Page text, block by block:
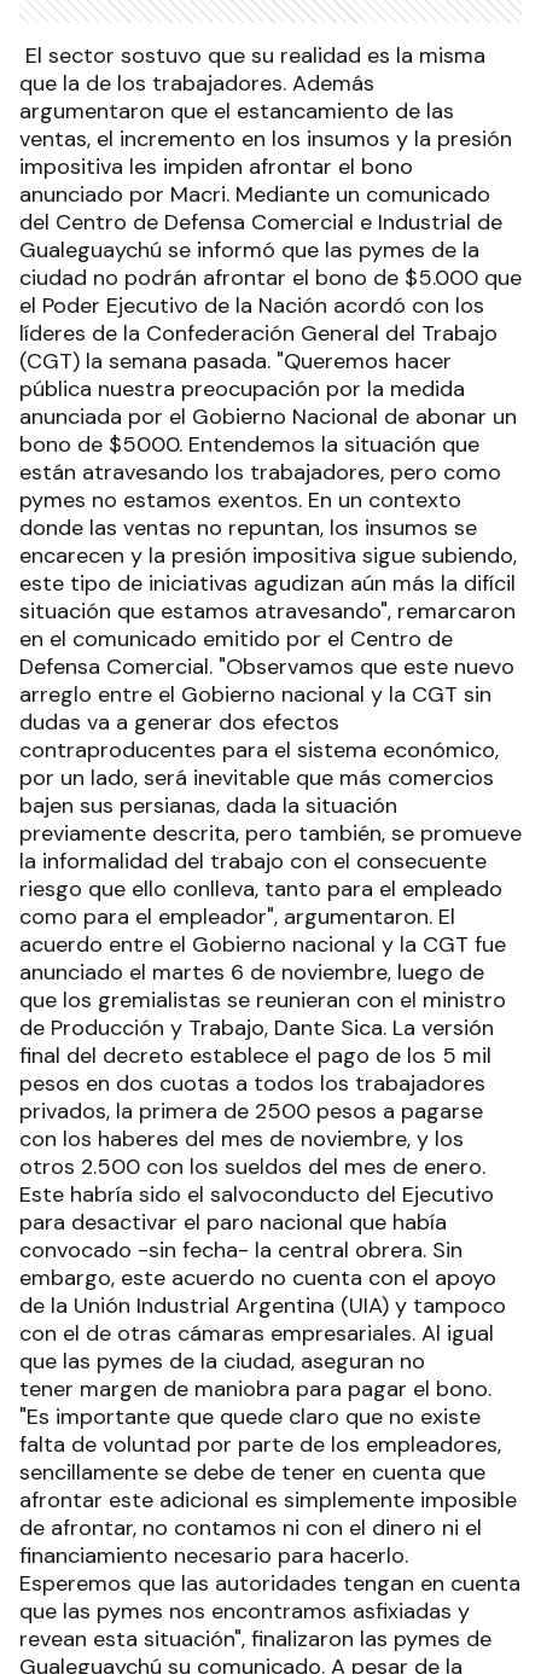
El sector sostuvo que su realidad es la misma
que la de los trabajadores. Además
argumentaron que el estancamiento de las
ventas, el incremento en los insumos y la presión
impositiva les impiden afrontar el bono
anunciado por Macri. Mediante un comunicado
del Centro de Defensa Comercial e Industrial de
Gualeguaychú se informó que las pymes de la
ciudad no podrán afrontar el bono de $5.000 que
el Poder Ejecutivo de la Nación acordó con los
líderes de la Confederación General del Trabajo
(CGT) la semana pasada. "Queremos hacer
pública nuestra preocupación por la medida
anunciada por el Gobierno Nacional de abonar un
bono de $5000. Entendemos la situación que
están atravesando los trabajadores, pero como
pymes no estamos exentos. En un contexto
donde las ventas no repuntan, los insumos se
encarecen y la presión impositiva sigue subiendo,
este tipo de iniciativas agudizan aún más la difícil
situación que estamos atravesando", remarcaron
en el comunicado emitido por el Centro de
Defensa Comercial. "Observamos que este nuevo
arreglo entre el Gobierno nacional y la CGT sin
dudas va a generar dos efectos
contraproducentes para el sistema económico,
por un lado, será inevitable que más comercios
bajen sus persianas, dada la situación
previamente descrita, pero también, se promueve
la informalidad del trabajo con el consecuente
riesgo que ello conlleva, tanto para el empleado
como para el empleador", argumentaron. El
acuerdo entre el Gobierno nacional y la CGT fue
anunciado el martes 6 de noviembre, luego de
que los gremialistas se reunieran con el ministro
de Producción y Trabajo, Dante Sica. La versión
final del decreto establece el pago de los 5 mil
pesos en dos cuotas a todos los trabajadores
privados, la primera de 2500 pesos a pagarse
con los haberes del mes de noviembre, y los
otros 2.500 con los sueldos del mes de enero.
Este habría sido el salvoconducto del Ejecutivo
para desactivar el paro nacional que había
convocado -sin fecha- la central obrera. Sin
embargo, este acuerdo no cuenta con el apoyo
de la Unión Industrial Argentina (UIA) y tampoco
con el de otras cámaras empresariales. Al igual
que las pymes de la ciudad, aseguran no
tener margen de maniobra para pagar el bono.
"Es importante que quede claro que no existe
falta de voluntad por parte de los empleadores,
sencillamente se debe de tener en cuenta que
afrontar este adicional es simplemente imposible
de afrontar, no contamos ni con el dinero ni el
financiamiento necesario para hacerlo.
Esperemos que las autoridades tengan en cuenta
que las pymes nos encontramos asfixiadas y
revean esta situación", finalizaron las pymes de
Gualeguaychú su comunicado. A pesar de la